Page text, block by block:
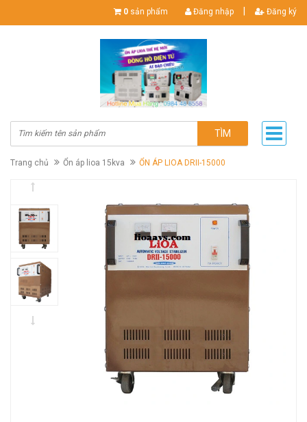
0 sản phẩm Đăng nhập Đăng ký
TÌM
Trang chủ Ổn áp lioa 15kva ỔN ÁP LIOA DRII-15000